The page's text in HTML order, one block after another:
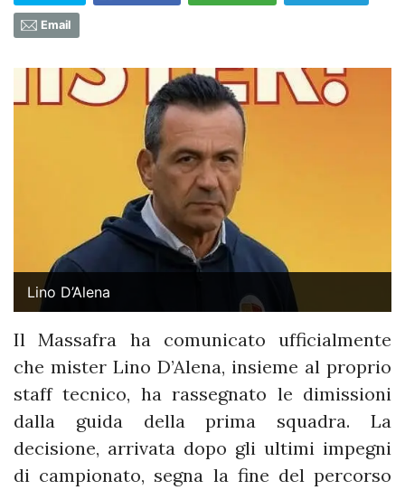
Email
Lino D’Alena
Il Massafra ha comunicato ufficialmente
che mister Lino D’Alena, insieme al proprio
staff tecnico, ha rassegnato le dimissioni
dalla guida della prima squadra. La
decisione, arrivata dopo gli ultimi impegni
di campionato, segna la fine del percorso